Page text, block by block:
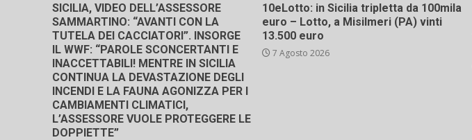
SICILIA, VIDEO DELL’ASSESSORE
SAMMARTINO: “AVANTI CON LA
TUTELA DEI CACCIATORI”. INSORGE
IL WWF: “PAROLE SCONCERTANTI E
INACCETTABILI! MENTRE IN SICILIA
CONTINUA LA DEVASTAZIONE DEGLI
INCENDI E LA FAUNA AGONIZZA PER I
CAMBIAMENTI CLIMATICI,
L’ASSESSORE VUOLE PROTEGGERE LE
DOPPIETTE”
10eLotto: in Sicilia tripletta da 100mila
euro – Lotto, a Misilmeri (PA) vinti
13.500 euro
7 Agosto 2026